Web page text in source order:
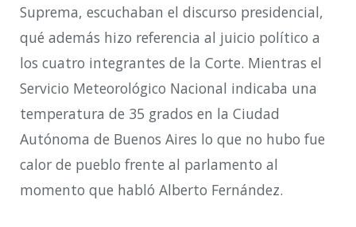
Suprema, escuchaban el discurso presidencial,
qué además hizo referencia al juicio político a
los cuatro integrantes de la Corte. Mientras el
Servicio Meteorológico Nacional indicaba una
temperatura de 35 grados en la Ciudad
Autónoma de Buenos Aires lo que no hubo fue
calor de pueblo frente al parlamento al
momento que habló Alberto Fernández.